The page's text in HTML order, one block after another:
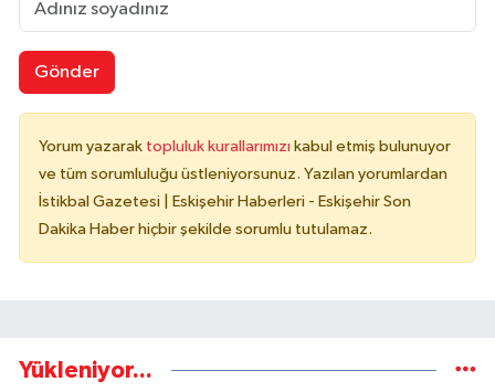
Gönder
Yorum yazarak topluluk kurallarımızı kabul etmiş bulunuyor
ve tüm sorumluluğu üstleniyorsunuz. Yazılan yorumlardan
İstikbal Gazetesi | Eskişehir Haberleri - Eskişehir Son
Dakika Haber hiçbir şekilde sorumlu tutulamaz.
Yükleniyor...